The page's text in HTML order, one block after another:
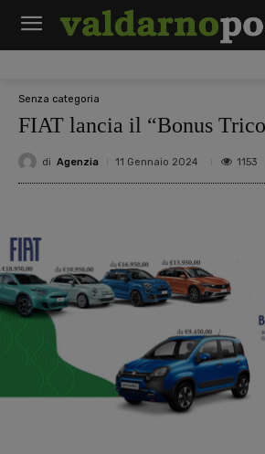
Senza categoria
FIAT lancia il “Bonus
di Agenzia 11 Gennaio 2024 1153